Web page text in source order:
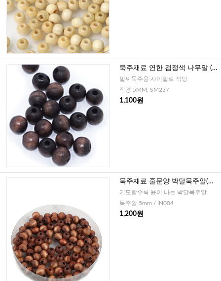
묵주재료 연한 검정색 나무알 (5
MM-20개)
팔찌묵주용 사이알로 적당
직경 5MM, SM237
1,100원
묵주재료 줄문양 박달묵주알(진
밤색) 5mm-20개
기도할수록 윤이 나는 박달묵주알
묵주알 5mm / iN004
1,200원